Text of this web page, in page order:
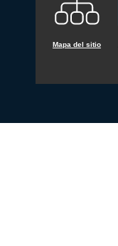
Mapa del sitio